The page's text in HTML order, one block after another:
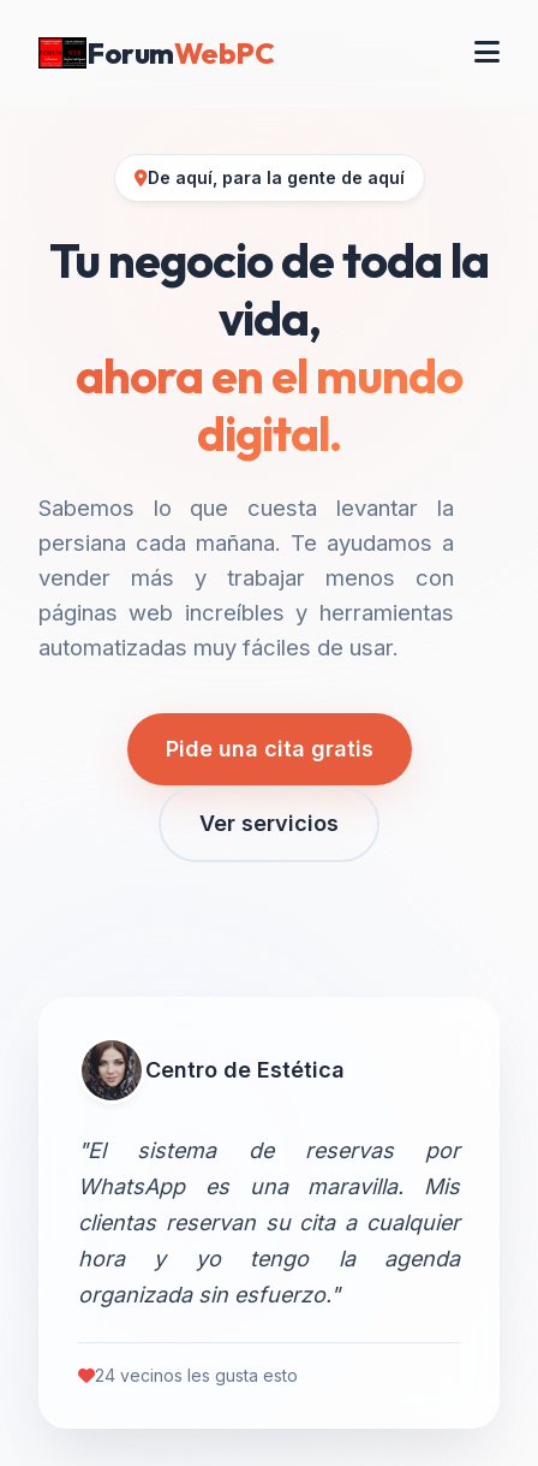
ForumWebPC
De aquí, para la gente de aquí
Tu negocio de toda la
vida,
ahora en el mundo
digital.
Sabemos lo que cuesta levantar la
persiana cada mañana. Te ayudamos a
vender más y trabajar menos con
páginas web increíbles y herramientas
automatizadas muy fáciles de usar.
Pide una cita gratis
Ver servicios
Centro de Estética
"El sistema de reservas por
WhatsApp es una maravilla. Mis
clientas reservan su cita a cualquier
hora y yo tengo la agenda
organizada sin esfuerzo."
24 vecinos les gusta esto